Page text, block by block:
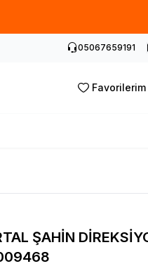
05067659191
Favorilerim
ŞAHİN